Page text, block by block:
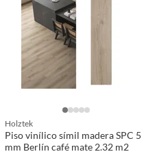
Holztek
Piso vinílico símil madera SPC 5
mm Berlín café mate 2.32 m2